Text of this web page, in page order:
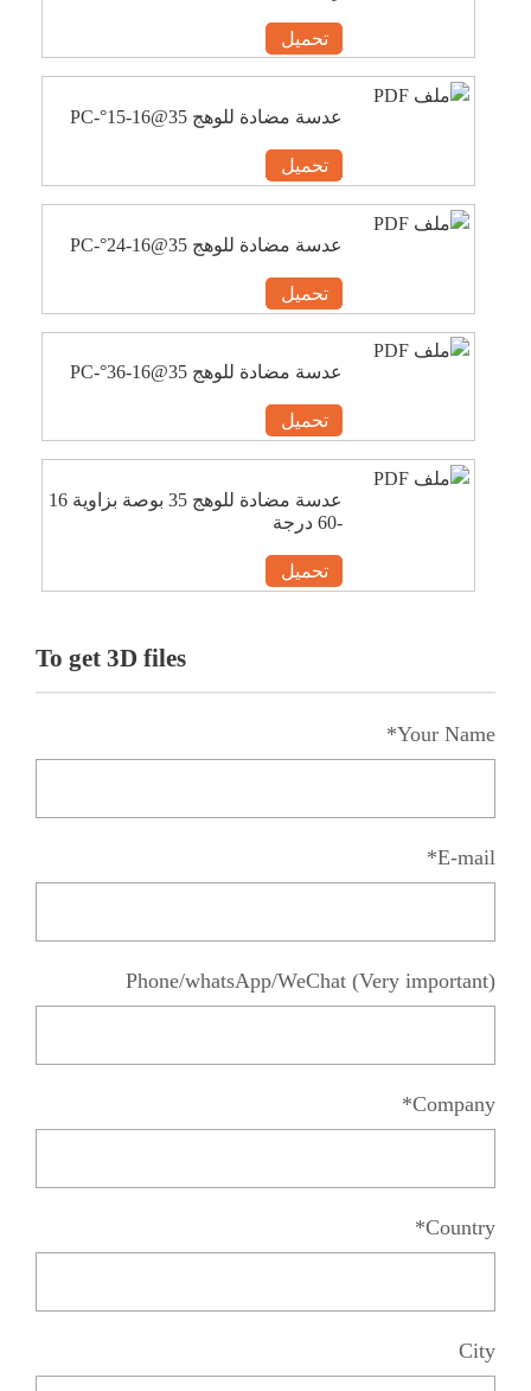
تحميل
عدسة مضادة للوهج 35@16-15°-PC
تحميل
عدسة مضادة للوهج 35@16-24°-PC
تحميل
عدسة مضادة للوهج 35@16-36°-PC
تحميل
عدسة مضادة للوهج 35 بوصة بزاوية 16
-60 درجة
تحميل
To get 3D files
Your Name*
E-mail*
Phone/whatsApp/WeChat (Very important)
Company*
Country*
City